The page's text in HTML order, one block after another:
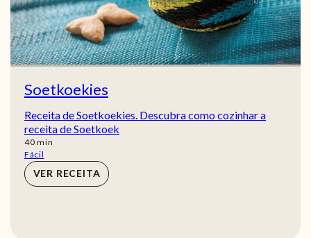
Soetkoekies
Receita de Soetkoekies. Descubra como cozinhar a
receita de Soetkoek
40min
min
Fácil
VER RECEITA